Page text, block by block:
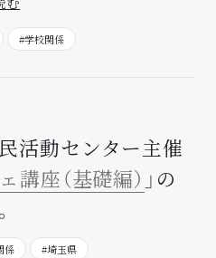
#学校関係
活動センター主催
講座（基礎編） 」の
係
#埼玉県